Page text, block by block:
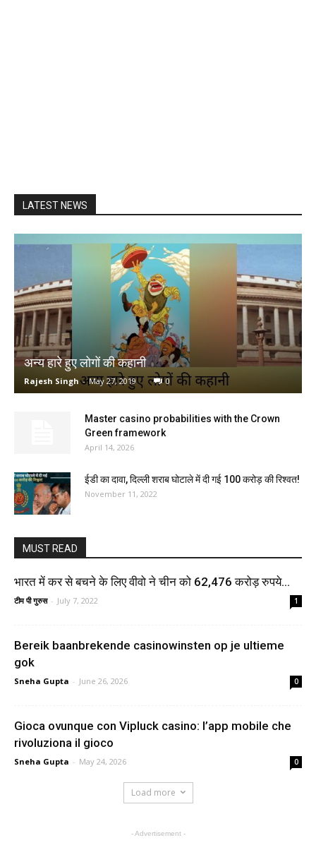
LATEST NEWS
अन्य हारे हुए लोगों की कहानी
Rajesh Singh - May 27, 2019 0
Master casino probabilities with the Crown
Green framework
April 14, 2026
ईडी का दावा, दिल्ली शराब घोटाले में दी गई ₹100 करोड़ की रिश्वत!
November 11, 2022
MUST READ
भारत में कर से बचने के लिए वीवो ने चीन को 62,476 करोड़ रुपये...
टीम पी गुरुस - July 7, 2022 1
Bereik baanbrekende casinowinsten op je ultieme
gok
Sneha Gupta - June 26, 2026 0
Gioca ovunque con Vipluck casino: l’app mobile che
rivoluziona il gioco
Sneha Gupta - May 24, 2026 0
Load more
- Advertisement -